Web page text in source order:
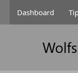
Dashboard